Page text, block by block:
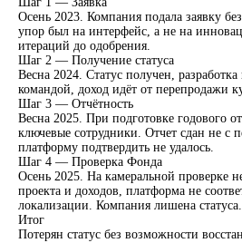
Осень 2023. Компания подала заявку
упор был на интерфейс, а не на
итераций до одобрения.
Шаг 2 — Получение статуса
Весна 2024. Статус получен,
командой, доход идёт от перепродажи
Шаг 3 — Отчётность
Весна 2025. При подготовке годового
ключевые сотрудники. Отчет сдан не с
платформу подтвердить не удалось.
Шаг 4 — Проверка Фонда
Осень 2025. На камеральной проверке не
проекта и доходов, платформа не
локализации. Компания лишена статуса.
Итог
Потерян статус без возможности